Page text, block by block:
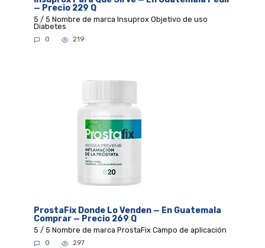
— Precio 229 Q
5 / 5 Nombre de marca Insuprox Objetivo de uso
Diabetes
0 219
ProstaFix Donde Lo Venden — En Guatemala
Comprar — Precio 269 Q
5 / 5 Nombre de marca ProstaFix Campo de aplicación
0 297